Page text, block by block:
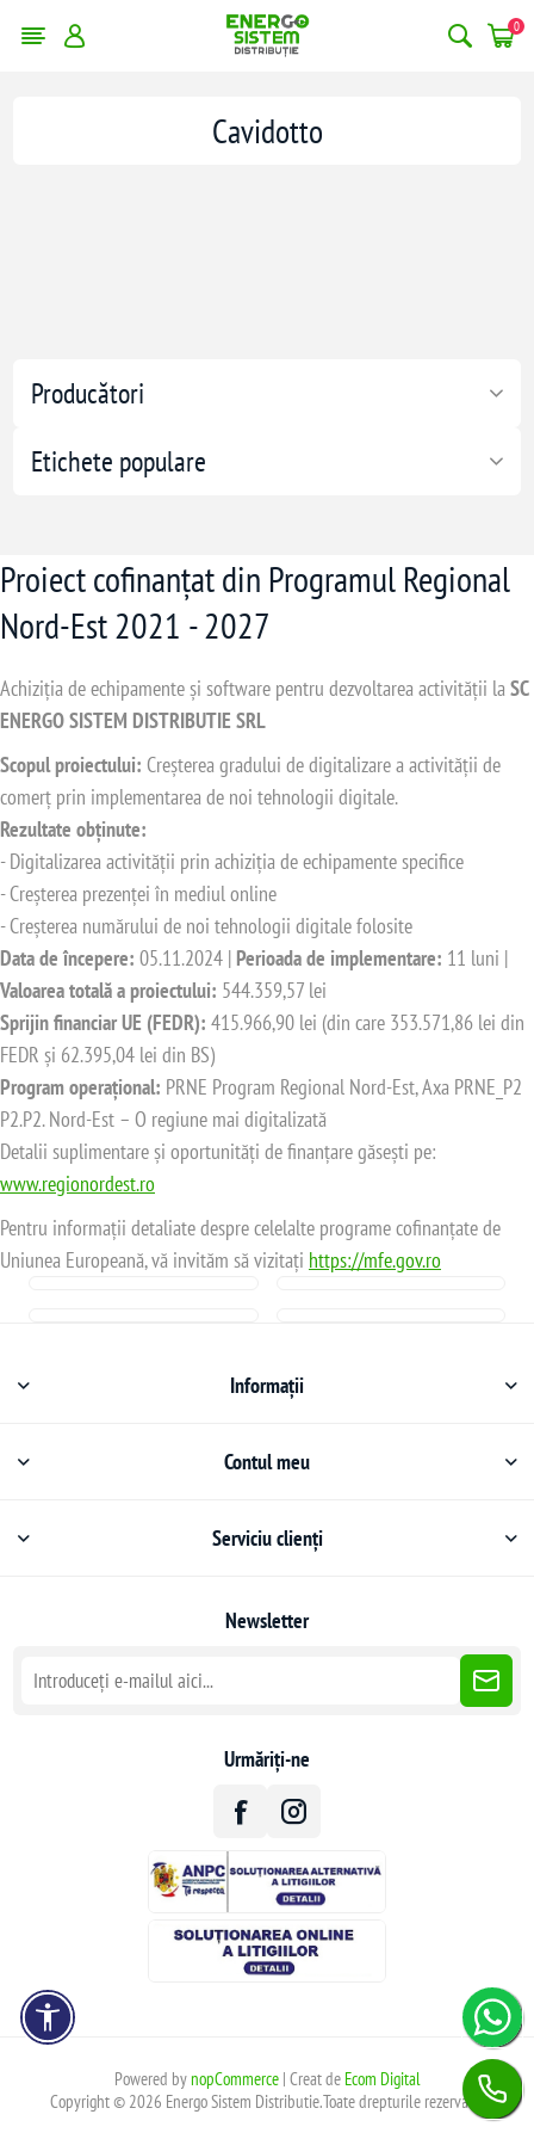
0
Producători
Etichete populare
Cavidotto
Proiect cofinanțat din Programul Regional
Nord-Est 2021 - 2027
Achiziția de echipamente și software pentru dezvoltarea activității laSC
ENERGO SISTEM DISTRIBUTIE SRL
Scopul proiectului: Creșterea gradului de digitalizare a activității de
comerț prin implementarea de noi tehnologii digitale.
Rezultate obținute:
- Digitalizarea activității prin achiziția de echipamente specifice
- Creșterea prezenței în mediul online
- Creșterea numărului de noi tehnologii digitale folosite
Data de începere: 05.11.2024 | Perioada de implementare: 11 luni |
Valoarea totală a proiectului: 544.359,57 lei
Sprijin financiar UE (FEDR): 415.966,90 lei (din care 353.571,86 lei din
FEDR și 62.395,04 lei din BS)
Program operațional: PRNE Program Regional Nord-Est, Axa PRNE_P2
P2.P2. Nord-Est – O regiune mai digitalizată
Detalii suplimentare și oportunități de finanțare găsești pe:
www.regionordest.ro
Pentru informații detaliate despre celelalte programe cofinanțate de
Uniunea Europeană, vă invităm să vizitați https://mfe.gov.ro
Informații
Contul meu
Serviciu clienți
Newsletter
Urmăriți-ne
Powered bynopCommerce| Creat de Ecom Digital
Copyright © 2026 Energo Sistem Distributie.Toate drepturile rezervate.